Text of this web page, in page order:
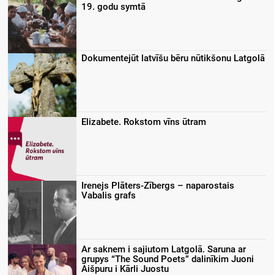
19. godu symtā
Dokumentejūt latvīšu bēru nūtikšonu Latgolā
Elizabete. Rokstom vīns ūtram
Irenejs Plāters-Zībergs – naparostais
Vabalis grafs
Ar saknem i sajiutom Latgolā. Saruna ar
grupys “The Sound Poets” dalinīkim Juoni
Aišpuru i Kārli Juostu